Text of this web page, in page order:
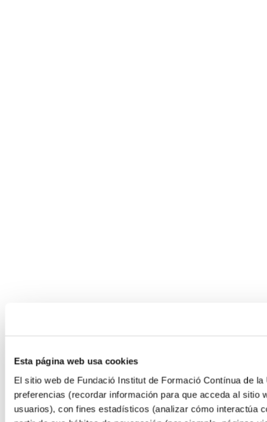
Esta página web usa cookies
El sitio web de Fundació Institut de Formació Contínua de
preferencias (recordar información para que acceda al
usuarios), con fines estadísticos (analizar cómo interactúa